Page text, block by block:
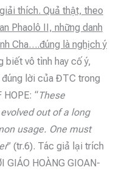
thích. Quả thật, theo
Phaolô II, những danh
Cha….đúng là nghịch ý
biết vô tình hay cố ý,
lời của ĐTC trong
HOPE: “These
out of a long
usage. One must
” (tr.6). Tác giả lại trích
GIÁO HOÀNG GIOAN-